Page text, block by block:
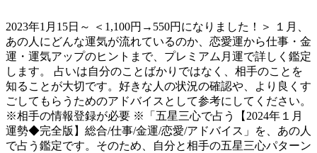
2023年1月15日～ ＜1,100円→550円になりました！＞ １月、
あの人にどんな運気が流れているのか、恋愛運から仕事・金
運・運気アップのヒントまで、プレミアム月運で詳しく鑑定
します。 占いは自分のことばかりではなく、相手のことを
知ることが大切です。好きな人の状況の確認や、より良くす
ごしてもらうためのアドバイスとして参考にしてください。
※相手の情報登録が必要 ※「五星三心で占う【2024年１月
運勢◆完全版】総合/仕事/金運/恋愛/アドバイス」を、あの人
で占う鑑定です。そのため、自分と相手の五星三心パターン